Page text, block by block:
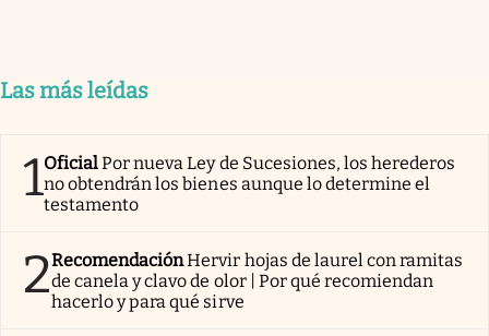
Las más leídas
1OficialPor nueva Ley de Sucesiones, los herederos
no obtendrán los bienes aunque lo determine el
testamento
2RecomendaciónHervir hojas de laurel con ramitas
de canela y clavo de olor | Por qué recomiendan
hacerlo y para qué sirve